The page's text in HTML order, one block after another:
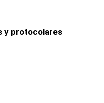
y protocolares